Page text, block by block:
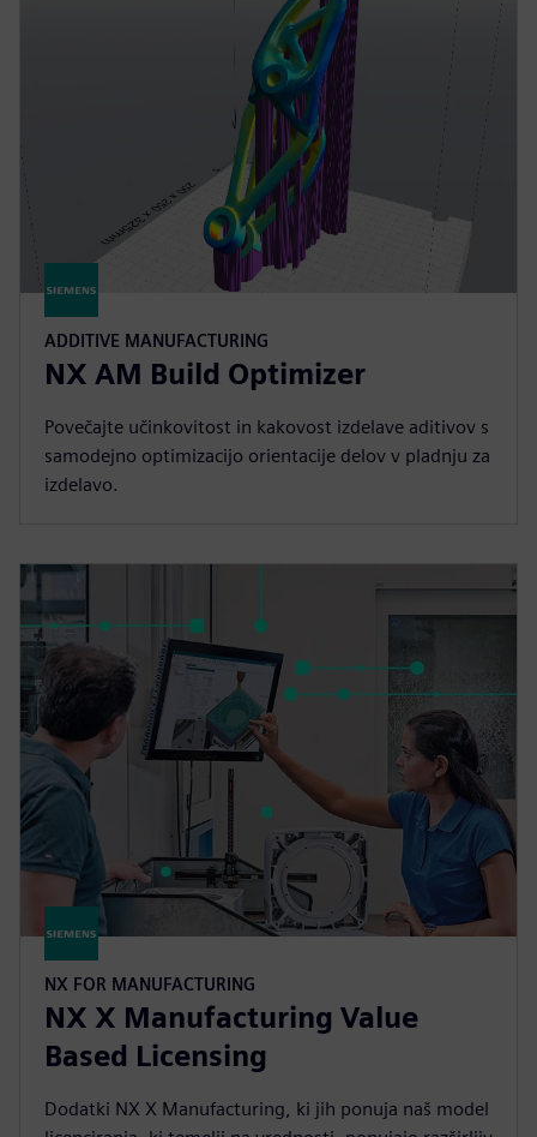
ADDITIVE MANUFACTURING
NX AM Build Optimizer
Povečajte učinkovitost in kakovost izdelave aditivov s
samodejno optimizacijo orientacije delov v pladnju za
izdelavo.
NX FOR MANUFACTURING
NX X Manufacturing Value
Based Licensing
Dodatki NX X Manufacturing, ki jih ponuja naš model